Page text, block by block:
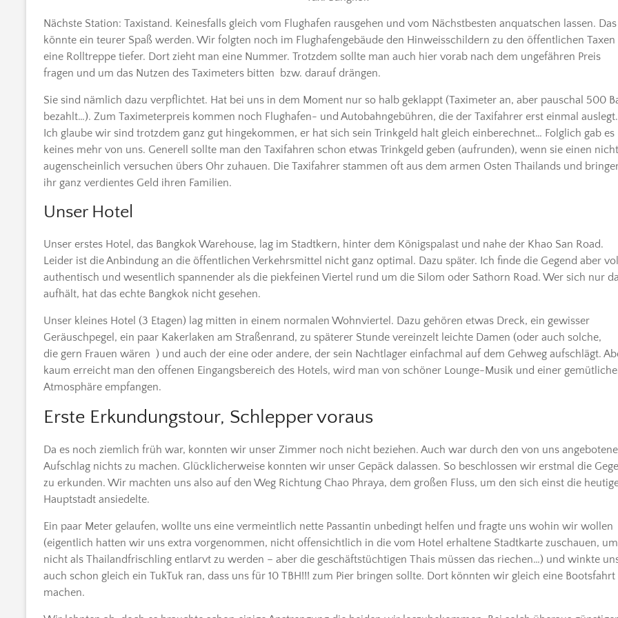
Nächste Station: Taxistand. Keinesfalls gleich vom Flughafen rausgehen und vom Nächstbesten anquatschen lassen. Das
könnte ein teurer Spaß werden. Wir folgten noch im Flughafengebäude den Hinweisschildern zu den öffentlichen Taxen
eine Rolltreppe tiefer. Dort zieht man eine Nummer. Trotzdem sollte man auch hier vorab nach dem ungefähren Preis
fragen und um das Nutzen des Taximeters bitten bzw. darauf drängen.
Sie sind nämlich dazu verpflichtet. Hat bei uns in dem Moment nur so halb geklappt (Taximeter an, aber pauschal 500
bezahlt…). Zum Taximeterpreis kommen noch Flughafen- und Autobahngebühren, die der Taxifahrer erst einmal auslegt.
Ich glaube wir sind trotzdem ganz gut hingekommen, er hat sich sein Trinkgeld halt gleich einberechnet… Folglich gab es
keines mehr von uns. Generell sollte man den Taxifahren schon etwas Trinkgeld geben (aufrunden), wenn sie einen nicht
augenscheinlich versuchen übers Ohr zuhauen. Die Taxifahrer stammen oft aus dem armen Osten Thailands und
ihr ganz verdientes Geld ihren Familien.
Unser Hotel
Unser erstes Hotel, das Bangkok Warehouse, lag im Stadtkern, hinter dem Königspalast und nahe der Khao San Road.
Leider ist die Anbindung an die öffentlichen Verkehrsmittel nicht ganz optimal. Dazu später. Ich finde die Gegend aber voll
authentisch und wesentlich spannender als die piekfeinen Viertel rund um die Silom oder Sathorn Road. Wer sich nur da
aufhält, hat das echte Bangkok nicht gesehen.
Unser kleines Hotel (3 Etagen) lag mitten in einem normalen Wohnviertel. Dazu gehören etwas Dreck, ein gewisser
Geräuschpegel, ein paar Kakerlaken am Straßenrand, zu späterer Stunde vereinzelt leichte Damen (oder auch solche,
die gern Frauen wären ) und auch der eine oder andere, der sein Nachtlager einfachmal auf dem Gehweg aufschlägt.
kaum erreicht man den offenen Eingangsbereich des Hotels, wird man von schöner Lounge-Musik und einer
Atmosphäre empfangen.
Erste Erkundungstour, Schlepper voraus
Da es noch ziemlich früh war, konnten wir unser Zimmer noch nicht beziehen. Auch war durch den von uns
Aufschlag nichts zu machen. Glücklicherweise konnten wir unser Gepäck dalassen. So beschlossen wir erstmal die
zu erkunden. Wir machten uns also auf den Weg Richtung Chao Phraya, dem großen Fluss, um den sich einst die
Hauptstadt ansiedelte.
Ein paar Meter gelaufen, wollte uns eine vermeintlich nette Passantin unbedingt helfen und fragte uns wohin wir wollen
(eigentlich hatten wir uns extra vorgenommen, nicht offensichtlich in die vom Hotel erhaltene Stadtkarte zuschauen, um
nicht als Thailandfrischling entlarvt zu werden – aber die geschäftstüchtigen Thais müssen das riechen…) und winkte
auch schon gleich ein TukTuk ran, dass uns für 10 TBH!!! zum Pier bringen sollte. Dort könnten wir gleich eine Bootsfahrt
machen.